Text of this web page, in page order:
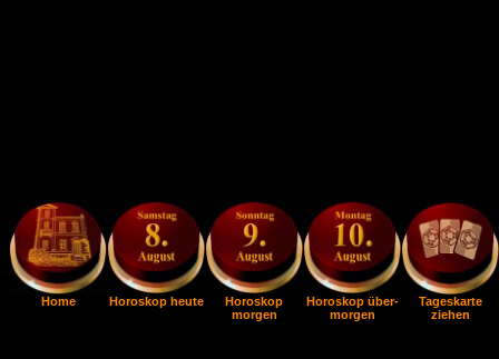
Home Horoskop heute
Horoskop
morgen
Horoskop über-
morgen
Tageskarte
ziehen